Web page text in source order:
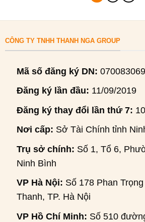
CÔNG TY TNHH THANH NGA GROUP
Mã số đăng ký DN:
Đăng ký lần đầu: 11/09/2019
Đăng ký thay đổi lần thứ 7:
Nơi cấp: Sở Tài Chính tỉnh
Trụ sở chính: Số 1, Tổ 6,
Ninh Bình
VP Hà Nội: Số 178 Phan
Thanh, TP. Hà Nội
VP Hồ Chí Minh: Số 510